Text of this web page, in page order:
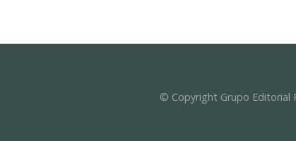
© Copyright Grupo Editorial